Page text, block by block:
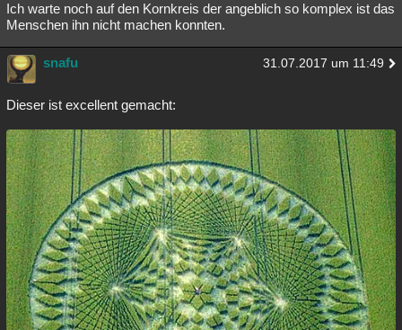
Ich warte noch auf den Kornkreis der angeblich so komplex ist das
Menschen ihn nicht machen konnten.
snafu 31.07.2017 um 11:49
Dieser ist excellent gemacht: